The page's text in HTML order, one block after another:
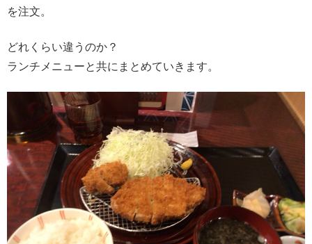
を注文。
どれくらい違うのか？
ランチメニューと共にまとめていきます。